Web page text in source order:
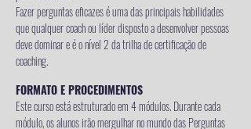
Fazer perguntas eficazes é uma das principais habilidades
que qualquer coach ou líder disposto a desenvolver pessoas
deve dominar e é o nível 2 da trilha de certificação de
coaching.
FORMATO E PROCEDIMENTOS
Este curso está estruturado em 4 módulos. Durante cada
módulo, os alunos irão mergulhar no mundo das Perguntas